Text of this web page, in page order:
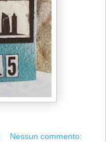
Nessun commento: